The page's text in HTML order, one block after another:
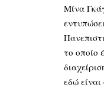
Μίνα
το οποίο
εδώ